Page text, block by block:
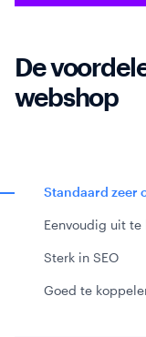
De
webshop
Standaard zeer
Eenvoudig uit te
Sterk in SEO
Goed te